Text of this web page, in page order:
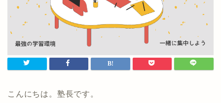
こんにちは。塾長です。